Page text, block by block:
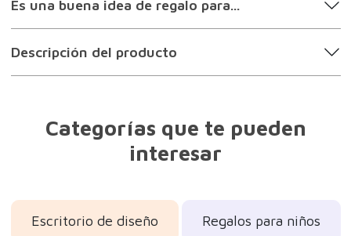
Es una buena idea de regalo para...
Descripción del producto
Categorías que te pueden
interesar
Escritorio de diseño Regalos para niños